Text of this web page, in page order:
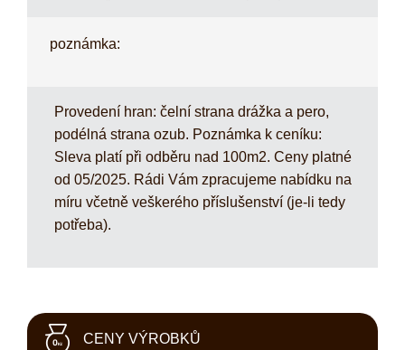
poznámka:
Provedení hran: čelní strana drážka a pero,
podélná strana ozub. Poznámka k ceníku:
Sleva platí při odběru nad 100m2. Ceny platné
od 05/2025. Rádi Vám zpracujeme nabídku na
míru včetně veškerého příslušenství (je-li tedy
potřeba).
CENY VÝROBKŮ